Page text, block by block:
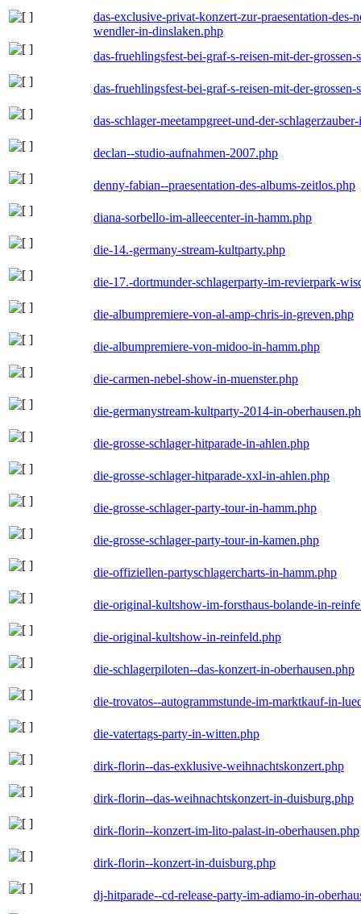
das-exclusive-privat-konzert-zur-praesentation-
wendler-in-dinslaken.php
das-fruehlingsfest-bei-graf-s-reisen-mit-der-
das-fruehlingsfest-bei-graf-s-reisen-mit-der-
das-schlager-meetampgreet-und-der-
declan--studio-aufnahmen-2007.php
denny-fabian--praesentation-des-albums-zeitlos.php
diana-sorbello-im-alleecenter-in-hamm.php
die-14.-germany-stream-kultparty.php
die-17.-dortmunder-schlagerparty-im-revierpark-
die-albumpremiere-von-al-amp-chris-in-greven.php
die-albumpremiere-von-midoo-in-hamm.php
die-carmen-nebel-show-in-muenster.php
die-germanystream-kultparty-2014-in-
die-grosse-schlager-hitparade-in-ahlen.php
die-grosse-schlager-hitparade-xxl-in-ahlen.php
die-grosse-schlager-party-tour-in-hamm.php
die-grosse-schlager-party-tour-in-kamen.php
die-offiziellen-partyschlagercharts-in-hamm.php
die-original-kultshow-im-forsthaus-bolande-in-
die-original-kultshow-in-reinfeld.php
die-schlagerpiloten--das-konzert-in-oberhausen.php
die-trovatos--autogrammstunde-im-marktkauf-in-
die-vatertags-party-in-witten.php
dirk-florin--das-exklusive-weihnachtskonzert.php
dirk-florin--das-weihnachtskonzert-in-duisburg.php
dirk-florin--konzert-im-lito-palast-in-oberhausen.php
dirk-florin--konzert-in-duisburg.php
dj-hitparade--cd-release-party-im-adiamo-in-